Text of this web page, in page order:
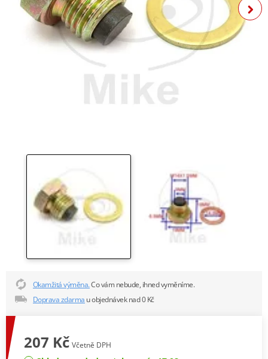
Okamžitá výměna.Co vám nebude, ihned vyměníme.
Doprava zdarma u objednávek nad 0 Kč
207 Kč Včetně DPH